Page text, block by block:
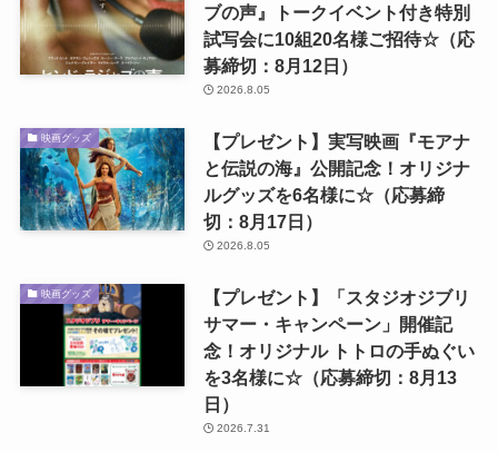
ブの声』トークイベント付き特別
試写会に10組20名様ご招待☆（応
募締切：8月12日）
2026.8.05
映画グッズ
【プレゼント】実写映画『モアナ
と伝説の海』公開記念！オリジナ
ルグッズを6名様に☆（応募締
切：8月17日）
2026.8.05
映画グッズ
【プレゼント】「スタジオジブリ
サマー・キャンペーン」開催記
念！オリジナル トトロの手ぬぐい
を3名様に☆（応募締切：8月13
日）
2026.7.31